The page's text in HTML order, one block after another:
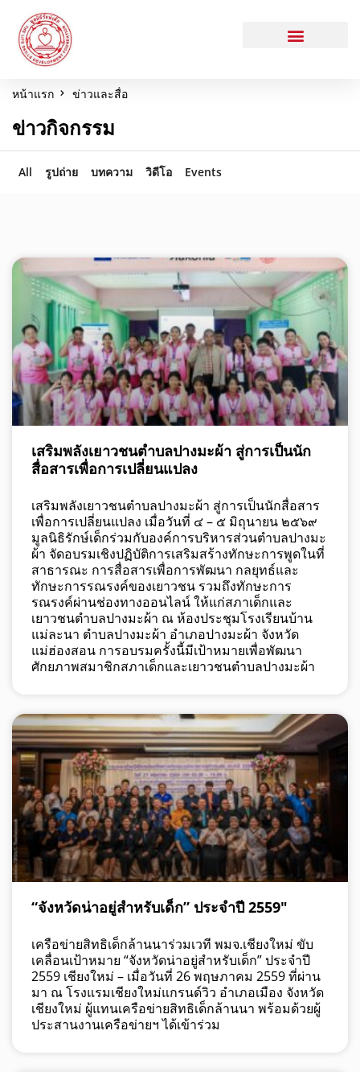
หน้าแรก ข่าวและสื่อ
ข่าวกิจกรรม
All รูปถ่าย บทความ วิดีโอ Events
เสริมพลังเยาวชนตำบลปางมะผ้า สู่การเป็นนัก
สื่อสารเพื่อการเปลี่ยนแปลง
เสริมพลังเยาวชนตำบลปางมะผ้า สู่การเป็นนักสื่อสาร
เพื่อการเปลี่ยนแปลง เมื่อวันที่ ๔ – ๕ มิถุนายน ๒๕๖๙
มูลนิธิรักษ์เด็กร่วมกับองค์การบริหารส่วนตำบลปางมะ
ผ้า จัดอบรมเชิงปฏิบัติการเสริมสร้างทักษะการพูดในที่
สาธารณะ การสื่อสารเพื่อการพัฒนา กลยุทธ์และ
ทักษะการรณรงค์ของเยาวชน รวมถึงทักษะการ
รณรงค์ผ่านช่องทางออนไลน์ ให้แก่สภาเด็กและ
เยาวชนตำบลปางมะผ้า ณ ห้องประชุมโรงเรียนบ้าน
แม่ละนา ตำบลปางมะผ้า อำเภอปางมะผ้า จังหวัด
แม่ฮ่องสอน การอบรมครั้งนี้มีเป้าหมายเพื่อพัฒนา
ศักยภาพสมาชิกสภาเด็กและเยาวชนตำบลปางมะผ้า
“จังหวัดน่าอยู่สำหรับเด็ก” ประจำปี 2559″
เครือข่ายสิทธิเด็กล้านนาร่วมเวที พมจ.เชียงใหม่ ขับ
เคลื่อนเป้าหมาย “จังหวัดน่าอยู่สำหรับเด็ก” ประจำปี
2559 เชียงใหม่ – เมื่อวันที่ 26 พฤษภาคม 2559 ที่ผ่าน
มา ณ โรงแรมเชียงใหม่แกรนด์วิว อำเภอเมือง จังหวัด
เชียงใหม่ ผู้แทนเครือข่ายสิทธิเด็กล้านนา พร้อมด้วยผู้
ประสานงานเครือข่ายฯ ได้เข้าร่วม